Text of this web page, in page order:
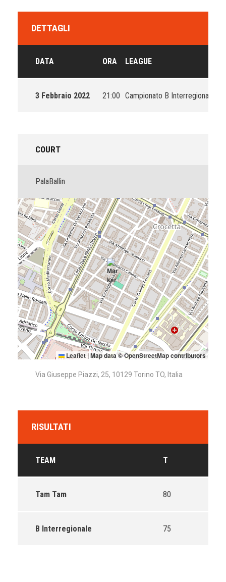
DETTAGLI
DATA ORA LEAGUE
3 Febbraio 2022 21:00 Campionato B Interregionale
COURT
PalaBallin
Leaflet |Map data ©OpenStreetMapcontributors
Via Giuseppe Piazzi, 25, 10129 Torino TO, Italia
RISULTATI
TEAM T
Tam Tam 80
B Interregionale 75